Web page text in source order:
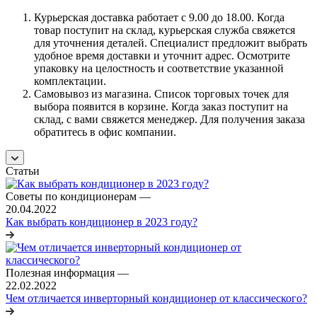
Курьерская доставка работает с 9.00 до 18.00. Когда
товар поступит на склад, курьерская служба свяжется
для уточнения деталей. Специалист предложит выбрать
удобное время доставки и уточнит адрес. Осмотрите
упаковку на целостность и соответствие указанной
комплектации.
Самовывоз из магазина. Список торговых точек для
выбора появится в корзине. Когда заказ поступит на
склад, с вами свяжется менеджер. Для получения заказа
обратитесь в офис компании.
Статьи
Советы по кондиционерам —
20.04.2022
Как выбрать кондиционер в 2023 году?
Полезная информация —
22.02.2022
Чем отличается инверторный кондиционер от классического?